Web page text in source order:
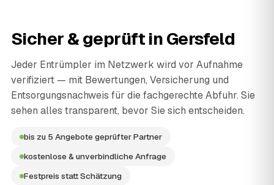
Sicher & geprüft inGersfeld
Jeder Entrümpler im Netzwerk wird vor Aufnahme
verifiziert — mit Bewertungen, Versicherung und
Entsorgungsnachweis für die fachgerechte Abfuhr. Sie
sehen alles transparent, bevor Sie sich entscheiden.
bis zu 5 Angebote geprüfter Partner
kostenlose & unverbindliche Anfrage
Festpreis statt Schätzung